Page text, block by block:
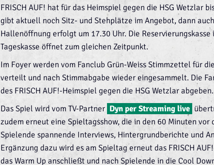
FRISCH AUF! hat für das Heimspiel gegen die HSG Wetzlar
gibt aktuell noch Sitz- und Stehplätze im Angebot, dann
Hallenöffnung erfolgt um 17.30 Uhr. Die
Tageskasse öffnet zum gleichen Zeitpunkt.
Im Foyer werden vom Fanclub Grün-Weiss Stimmzettel für
verteilt und nach Stimmabgabe wieder eingesammelt. Die
des FRISCH AUF!-Heimspiel gegen die HSG Wetzlar abgeben.
Das Spiel wird vom TV-Partner Dyn per Streaming live
zudem erneut eine Spieltagsshow, die in den 60 Minuten vor
Spielende spannende Interviews, Hintergrundberichte und
Ergänzung dazu wird es am Spieltag erneut das FRISCH
das Warm Up anschließt und nach Spielende in die Cool